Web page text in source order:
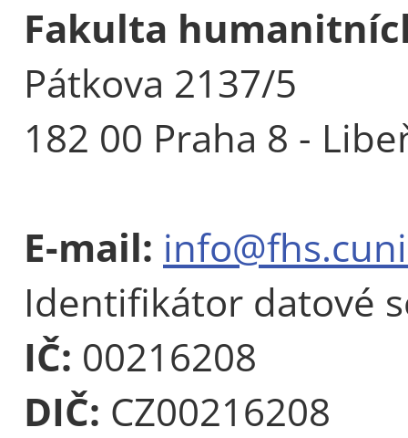
Fakulta
Pátkova 2137/5
182 00 Praha 8 -
E-mail:
Identifikátor datové
IČ: 00216208
DIČ: CZ00216208